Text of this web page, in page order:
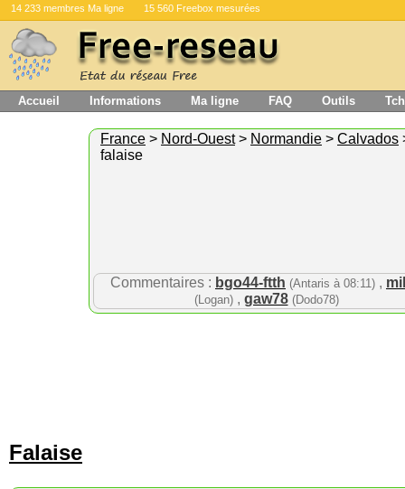
14 233 membres Ma ligne 15 560 Freebox mesurées
Accueil Informations Ma ligne FAQ Outils
France > Nord-Ouest> Normandie > Calvados
falaise
Commentaires : bgo44-ftth (Antaris à 08:11) ,
(Logan), gaw78 (Dodo78)
Falaise